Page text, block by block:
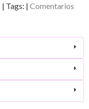
| Tags: | Comentarios